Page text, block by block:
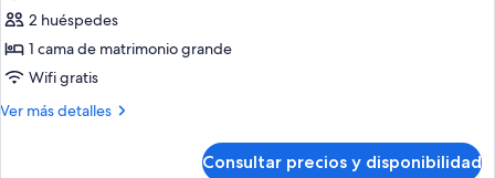
Habitación
Premium
doble,
al
2 huéspedes
1 cama de matrimonio grande
Wifi gratis
Ver más detalles
Más
Consultar precios y disponibilidad